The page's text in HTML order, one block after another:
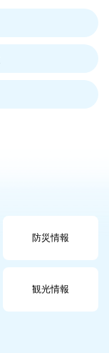
防災情報
観光情報